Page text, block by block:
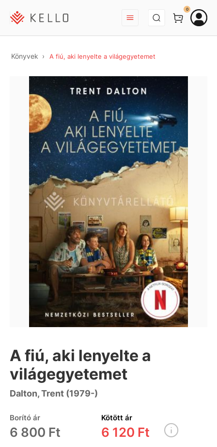
BEJELENTKEZÉS
0
Könyvek A fiú, aki lenyelte a világegyetemet
A fiú, aki lenyelte a
világegyetemet
Dalton, Trent (1979-)
Borító ár
6 800 Ft
Kötött ár
6 120 Ft